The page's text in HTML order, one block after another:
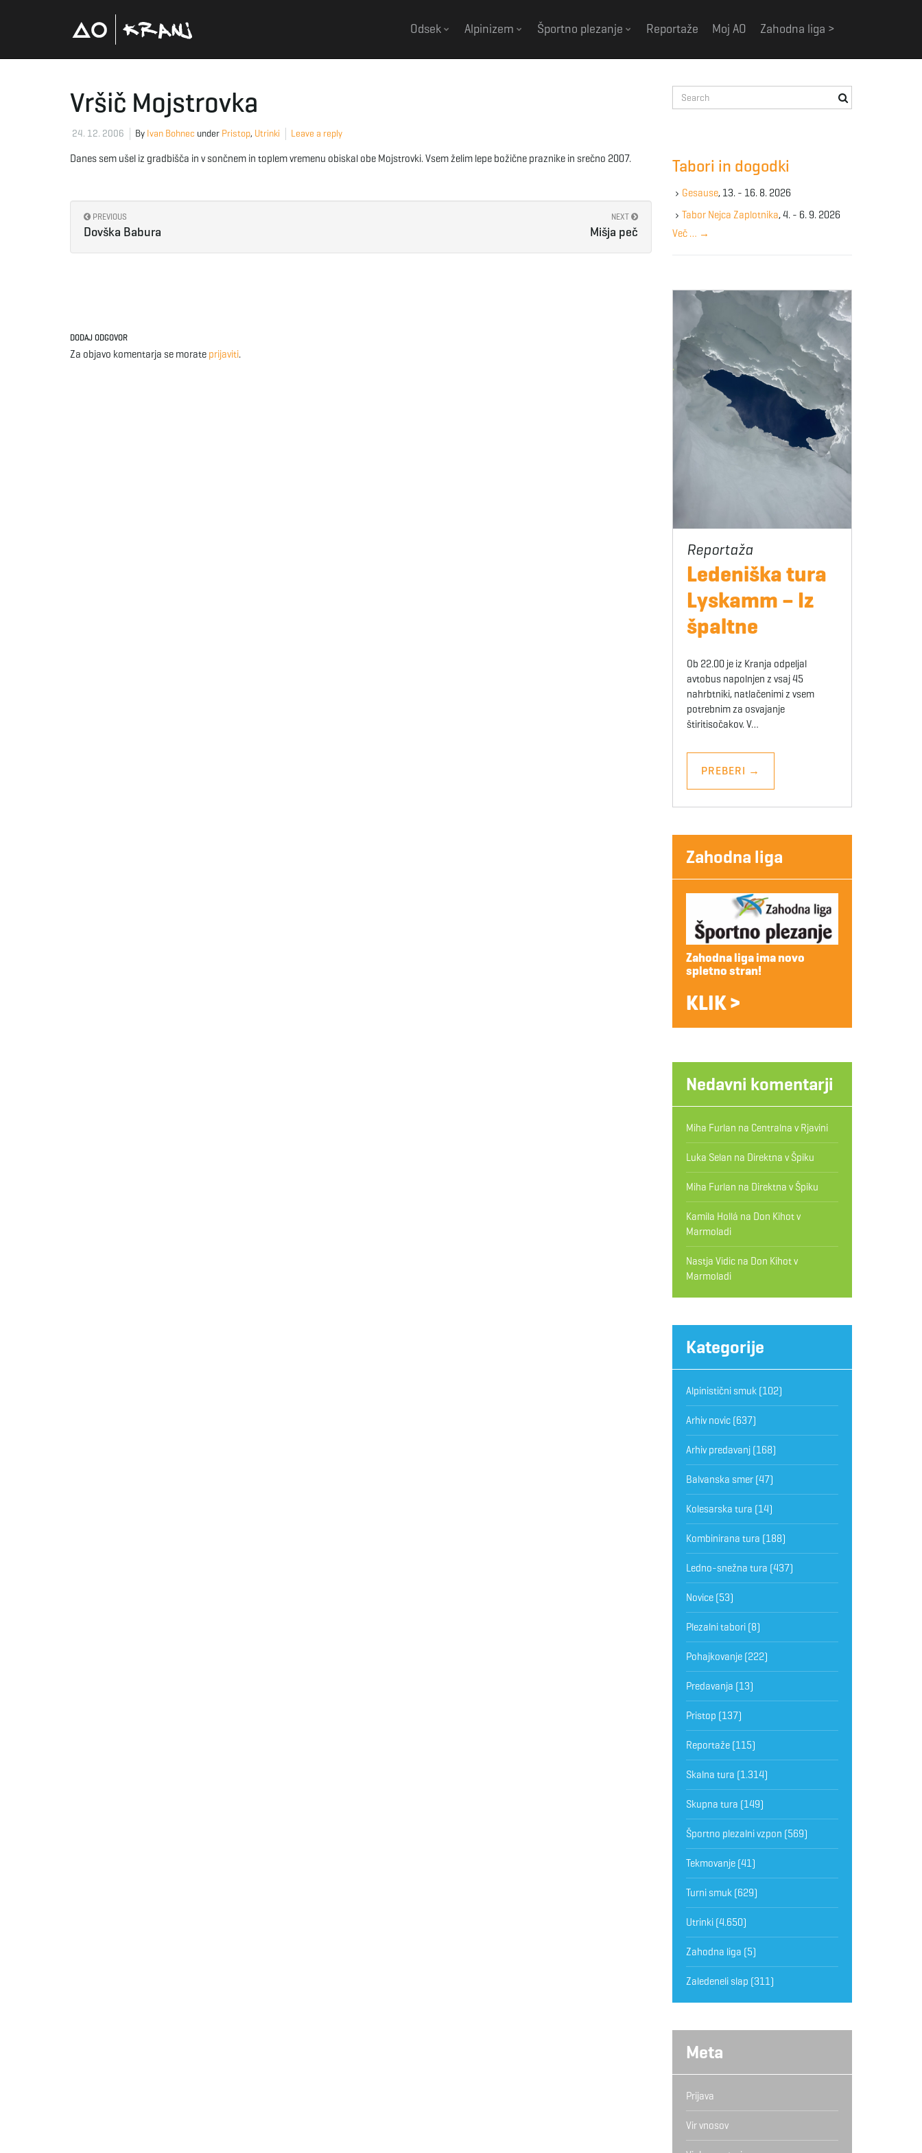
Odsek Alpinizem Športno plezanje Reportaže Moj AO Zahodna liga >
Vršič Mojstrovka
24. 12. 2006 By Ivan Bohnec under Pristop, Utrinki Leave a reply
Danes sem ušel iz gradbišča in v sončnem in toplem vremenu obiskal obe Mojstrovki. Vsem želim lepe božične praznike in srečno 2007.
PREVIOUS
Dovška Babura
NEXT
Mišja peč
DODAJ ODGOVOR
Za objavo komentarja se morate prijaviti.
e
e
y
w
r
Tabori in dogodki
Gesause, 13. - 16. 8. 2026
Tabor Nejca Zaplotnika, 4. - 6. 9. 2026
Več … →
Ledeniška tura
Lyskamm – Iz
špaltne
Ob 22.00 je iz Kranja odpeljal
avtobus napolnjen z vsaj 45
nahrbtniki, natlačenimi z vsem
potrebnim za osvajanje
štiritisočakov. V…
PREBERI →
Zahodna liga
Zahodna liga ima novo
spletno stran!
KLIK >
Nedavni komentarji
Miha Furlan na Centralna v Rjavini
Luka Selan na Direktna v Špiku
Miha Furlan na Direktna v Špiku
Kamila Hollá na Don Kihot v
Marmoladi
Nastja Vidicna Don Kihot v
Marmoladi
Kategorije
Alpinistični smuk(102)
Arhiv novic(637)
Arhiv predavanj(168)
Balvanska smer(47)
Kolesarska tura (14)
Kombinirana tura (188)
Ledno-snežna tura (437)
Novice(53)
Plezalni tabori(8)
Pohajkovanje(222)
Predavanja (13)
Pristop (137)
Reportaže(115)
Skalna tura (1.314)
Skupna tura (149)
Športno plezalni vzpon (569)
Tekmovanje(41)
Turni smuk(629)
Utrinki(4.650)
Zahodna liga (5)
Zaledeneli slap (311)
Meta
Prijava
Vir vnosov